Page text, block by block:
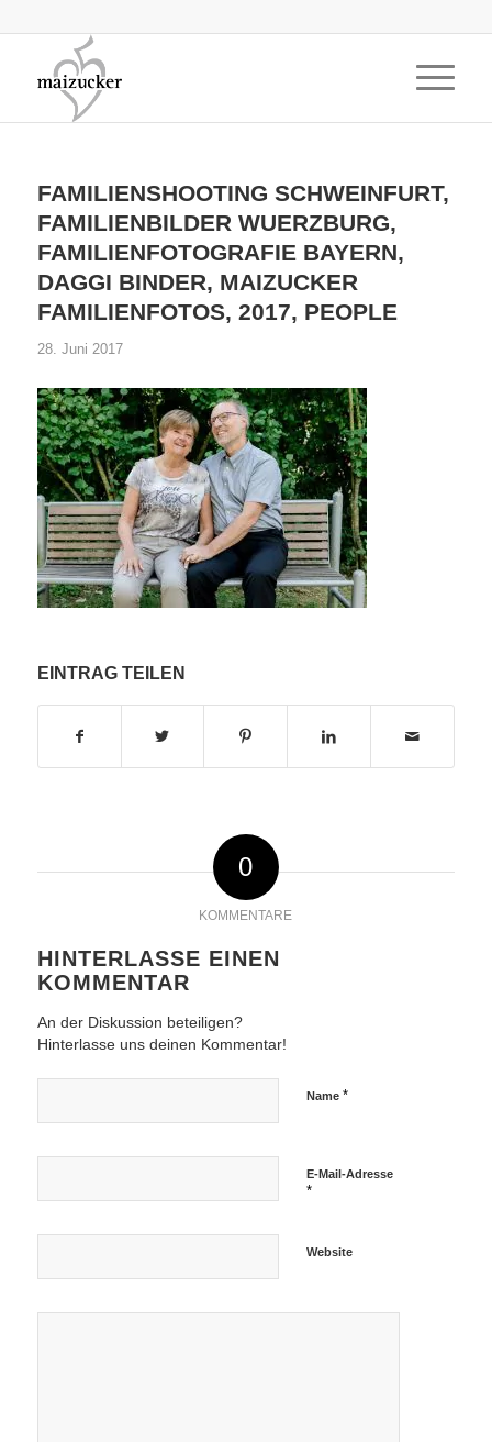
FAMILIENSHOOTING SCHWEINFURT,
FAMILIENBILDER WUERZBURG,
FAMILIENFOTOGRAFIE BAYERN,
DAGGI BINDER, MAIZUCKER
FAMILIENFOTOS, 2017, PEOPLE
28. Juni 2017
EINTRAG TEILEN
0
KOMMENTARE
HINTERLASSE EINEN
KOMMENTAR
An der Diskussion beteiligen?
Hinterlasse uns deinen Kommentar!
Name *
E-Mail-Adresse
*
Website